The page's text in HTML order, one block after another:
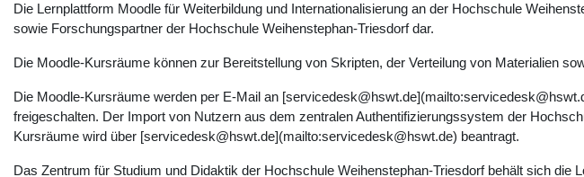
Die Lernplattform Moodle für Weiterbildung und Internationalisierung an der Hochschule
sowie Forschungspartner der Hochschule Weihenstephan-Triesdorf dar.
Die Moodle-Kursräume können zur Bereitstellung von Skripten, der Verteilung von Materialien
Die Moodle-Kursräume werden per E-Mail an
freigeschalten. Der Import von Nutzern aus dem zentralen Authentifizierungssystem der
Kursräume wird über [servicedesk@hswt.de](mailto:servicedesk@hswt.de) beantragt.
Das Zentrum für Studium und Didaktik der Hochschule Weihenstephan-Triesdorf behält sich die